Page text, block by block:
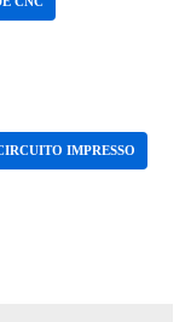
IMPRESSO